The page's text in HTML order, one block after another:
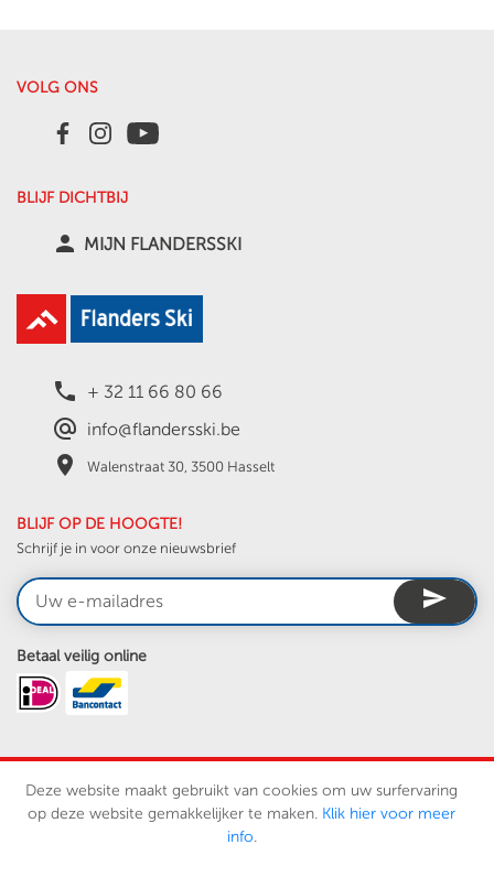
VOLG ONS
BLIJF DICHTBIJ
person MIJN FLANDERSSKI
local_phone + 32 11 66 80 66
alternate_email info@flandersski.be
place Walenstraat 30, 3500 Hasselt
BLIJF OP DE HOOGTE!
Schrijf je in voor onze nieuwsbrief
send
Betaal veilig online
BTW BE0431.025.933
Vergund Reisorganisator Carolus Reizen BV
Deze website maakt gebruikt van cookies om uw surfervaring
op deze website gemakkelijker te maken. Klik hier voor meer
info.